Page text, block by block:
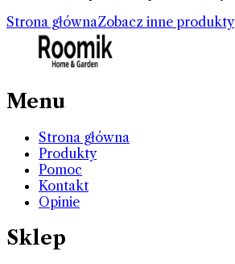
Strona głównaZobacz inne produkty
Menu
Strona główna
Produkty
Pomoc
Kontakt
Opinie
Sklep